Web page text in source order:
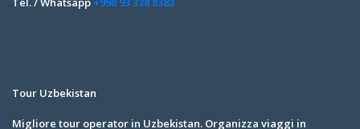
Tour Uzbekistan
Migliore tour operator in Uzbekistan. Organizza viaggi in